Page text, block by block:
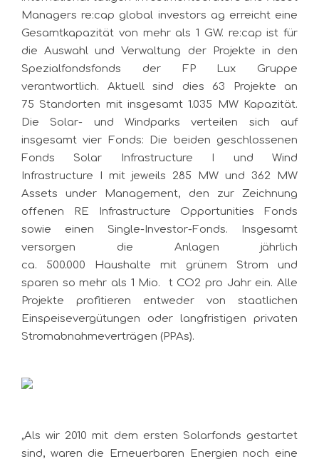
Managers re:cap global investors ag erreicht eine
Gesamtkapazität von mehr als 1 GW. re:cap ist für
die Auswahl und Verwaltung der Projekte in den
Spezialfondsfonds der FP Lux Gruppe
verantwortlich. Aktuell sind dies 63 Projekte an
75 Standorten mit insgesamt 1.035 MW Kapazität.
Die Solar- und Windparks verteilen sich auf
insgesamt vier Fonds: Die beiden geschlossenen
Fonds Solar Infrastructure I und Wind
Infrastructure I mit jeweils 285 MW und 362 MW
Assets under Management, den zur Zeichnung
offenen RE Infrastructure Opportunities Fonds
sowie einen Single-Investor-Fonds. Insgesamt
versorgen die Anlagen jährlich
ca. 500.000 Haushalte mit grünem Strom und
sparen so mehr als 1 Mio. t CO2 pro Jahr ein. Alle
Projekte profitieren entweder von staatlichen
Einspeisevergütungen oder langfristigen privaten
Stromabnahmeverträgen (PPAs).
„Als wir 2010 mit dem ersten Solarfonds gestartet
sind, waren die Erneuerbaren Energien noch eine